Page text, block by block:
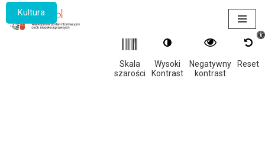
Skala
szarości
Wysoki
Kontrast
Negatywny
kontrast
Reset
Przejdź
Kultura